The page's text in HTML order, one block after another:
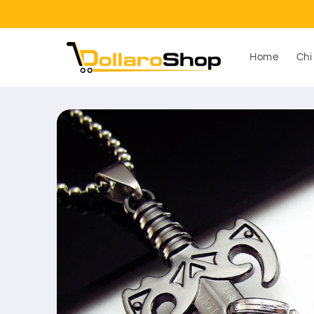
ai contenuti
Home
Passa alle
informazioni
sul prodotto